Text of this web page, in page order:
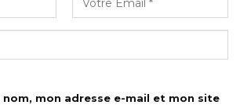
mon adresse e-mail et mon site